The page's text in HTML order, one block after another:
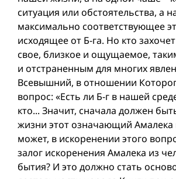
ситуация или обстоятельства, а
максимально соответствующее
исходящее от Б-га. Но кто
свое, близкое и ощущаемое,
и отстраненным для многих
Всевышний, в отношении
вопрос: «Есть ли Б-г в нашей
кто... Значит, сначала должен
жизни этот означающий Амалека
может, в искоренении этого
залог искоренения Амалека из
бытия? И это должно стать